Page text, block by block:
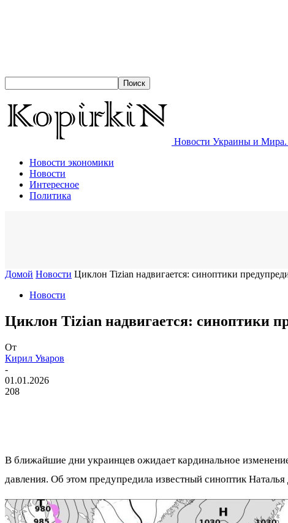
Новости Украины и
Новости экономики
Новости
Интересное
Политика
Домой Новости Циклон Tizian надвигается: синоптики
Новости
Циклон Tizian надвигается: синоптики
От
Кирил Уваров
-
01.01.2026
208
В ближайшие дни украинцев ожидает кардинальное
давления. Об этом предупредила известный синоптик